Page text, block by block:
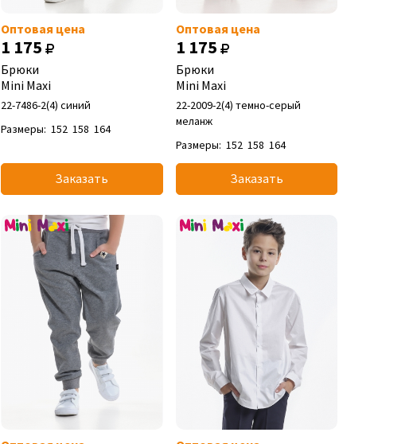
Оптовая цена
1 175
Брюки
Mini Maxi
22-7486-2(4) синий
Размеры: 152 158 164
Заказать
Оптовая цена
1 175
Брюки
Mini Maxi
22-2009-2(4) темно-серый
меланж
Размеры: 152 158 164
Заказать